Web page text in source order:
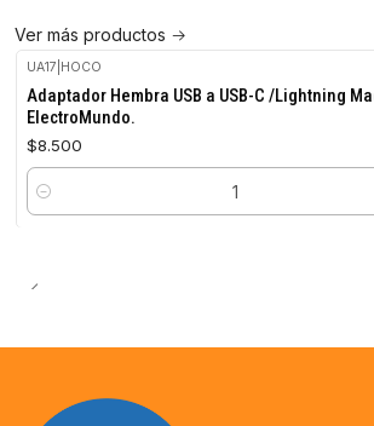
Ver más productos
UA17 HOCO
Adaptador Hembra USB a USB-C /Lightning
ElectroMundo.
$8.500
Cantidad